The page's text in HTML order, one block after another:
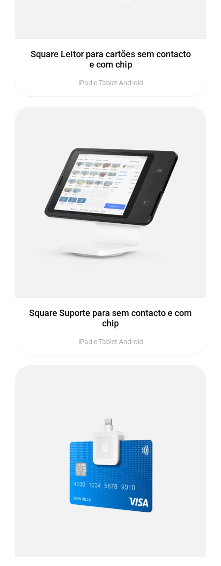
Square Leitor para cartões sem contacto
e com chip
iPad e Tablet Android
Square Suporte para sem contacto e com
chip
iPad e Tablet Android